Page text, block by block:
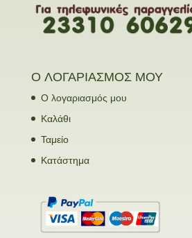
Ο ΛΟΓΑΡΙΑΣΜΟΣ ΜΟΥ
Ο λογαριασμός μου
Καλάθι
Ταμείο
Κατάστημα